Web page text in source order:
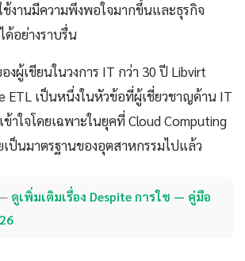
ช้งานมีความพึงพอใจมากขึ้นและธุรกิจ
ด้อย่างราบรื่น
ผู้เขียนในวงการ IT กว่า 30 ปี Libvirt
ETL เป็นหนึ่งในหัวข้อที่ผู้เชี่ยวชาญด้าน IT
าใจโดยเฉพาะในยุคที่ Cloud Computing
เป็นมาตรฐานของอุตสาหกรรมไปแล้ว
ดูเพิ่มเติมเรื่อง Despite การใช — คู่มือ